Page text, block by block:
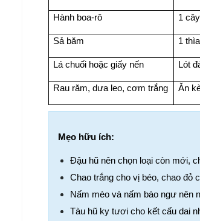
Hành boa-rô 1
Sả băm 1
Lá chuối hoặc giấy nến Lót
Rau răm, dưa leo, cơm trắng Ăn
Mẹo hữu ích:
Đậu hũ nên chọn loại còn mới,
Chao trắng cho vị béo, chao đỏ
Nấm mèo và nấm bào ngư nên
Tàu hũ ky tươi cho kết cấu dai